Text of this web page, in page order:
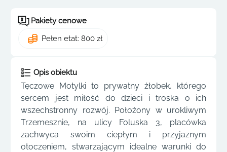
Pakiety cenowe
Pełen etat: 800 zł
Opis obiektu
Tęczowe Motylki to prywatny żłobek, którego
sercem jest miłość do dzieci i troska o ich
wszechstronny rozwój. Położony w urokliwym
Trzemesznie, na ulicy Foluska 3, placówka
zachwyca swoim ciepłym i przyjaznym
otoczeniem, stwarzającym idealne warunki do